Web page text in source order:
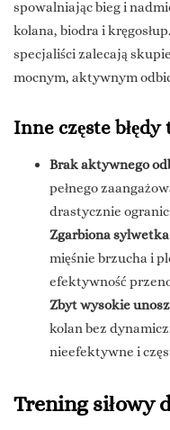
spowalniając bieg i
kolana, biodra i
specjaliści zalecają
mocnym, aktywnym
Inne częste
Brak aktywnego
pełnego
drastycznie
Zgarbiona
mięśnie brzucha i
efektywność
Zbyt wysokie
kolan bez
nieefektywne i
Trening siłowy